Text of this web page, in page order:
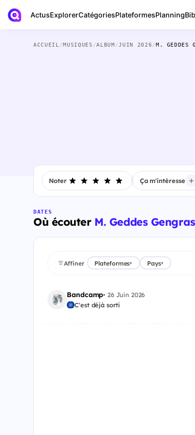
ActusExplorerCatégoriesPlateformesPlanning
ACCUEIL /MUSIQUES /ALBUM/JUIN 2026/M. GEDDES
Noter Ça m'intéresse
DATES
Où écouter M. Geddes
Affiner Plateformes▾ Pays▾
Bandcamp• 26 Juin 2026
C'est déjà sorti